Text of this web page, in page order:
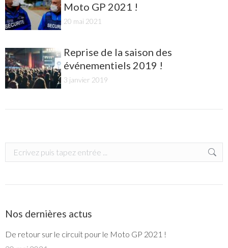
Moto GP 2021 !
20 mai 2021
Reprise de la saison des
événementiels 2019 !
3 janvier 2019
Search:
Nos dernières actus
De retour sur le circuit pour le Moto GP 2021 !